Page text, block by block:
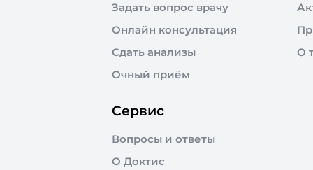
Задать вопрос врачу
Онлайн консультация
Сдать анализы
Очный приём
О
Сервис
Вопросы и ответы
О Доктис